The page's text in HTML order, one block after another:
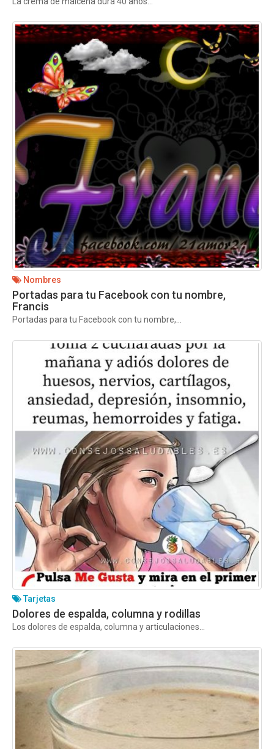
Nombres
Portadas para tu Facebook con tu nombre,
Francis
Portadas para tu Facebook con tu nombre,...
Tarjetas
Dolores de espalda, columna y rodillas
Los dolores de espalda, columna y articulaciones...